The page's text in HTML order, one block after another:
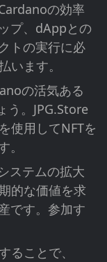
の効率
プ、dAppとの
トの実行に必
います。
の活気ある
う。JPG.Store
使用してNFTを
ステムの拡大
的な価値を求
です。参加す
ることで、